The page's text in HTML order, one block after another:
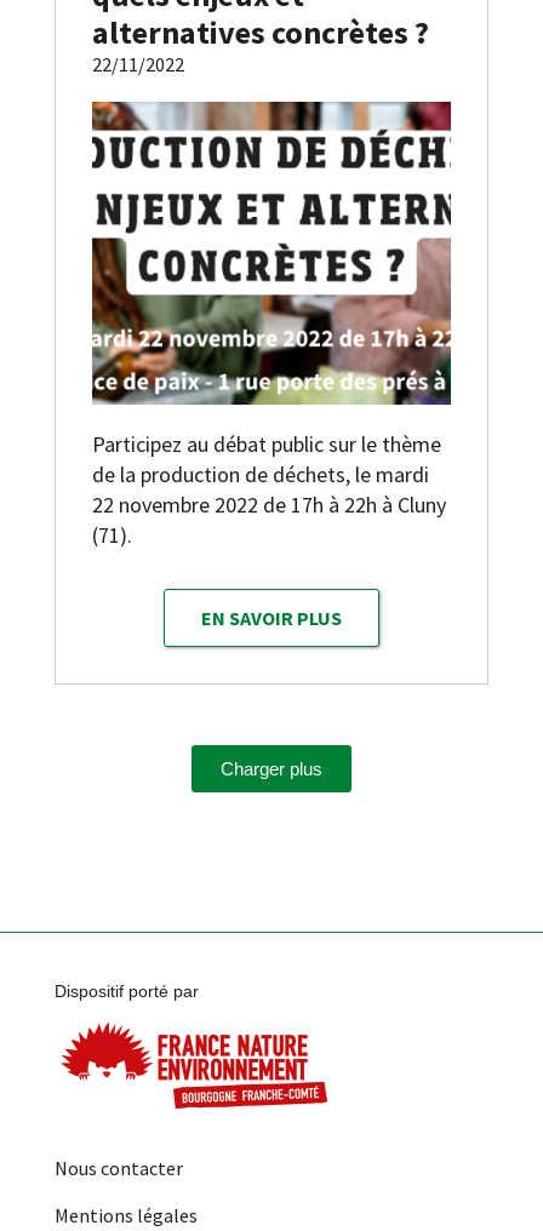
alternatives concrètes ?
22/11/2022
Participez au débat public sur le thème
de la production de déchets, le mardi
22 novembre 2022 de 17h à 22h à Cluny
(71).
EN SAVOIR PLUS
Charger plus
Dispositif porté par
Nous contacter
Mentions légales